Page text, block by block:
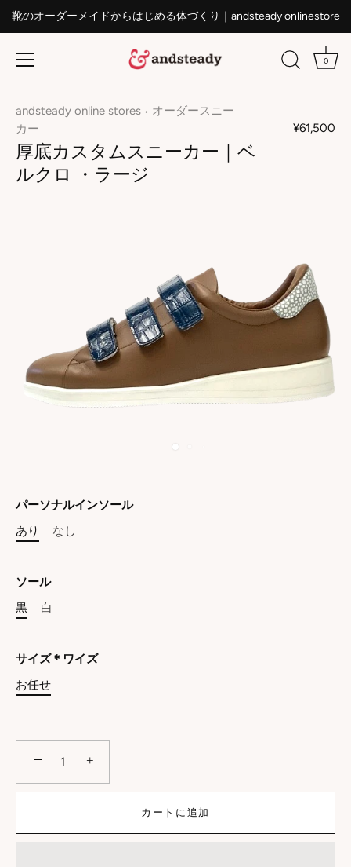
靴のオーダーメイドからはじめる体づくり｜andsteady onlinestore
0
andsteady online stores • オーダースニー
カー
¥61,500
厚底カスタムスニーカー｜ベ
ルクロ ・ラージ
パーソナルインソール
あり
なし
ソール
黒
白
サイズ＊ワイズ
お任せ
− +
カートに追加